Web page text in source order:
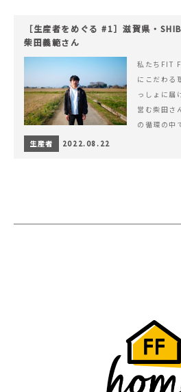
［生産者をめぐる #1］滋賀県・
柴田義範さん
私たちFIT
にこだわる
っしょに届
営む柴田さ
の循環の中
生産者 2022.08.22